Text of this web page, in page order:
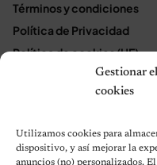
Gestionar
cookies
Utilizamos cookies para
dispositivo, y así mejorar la
anuncios (no) personalizados.
Términos y condiciones
Política de Privacidad
Política de cookies (UE)